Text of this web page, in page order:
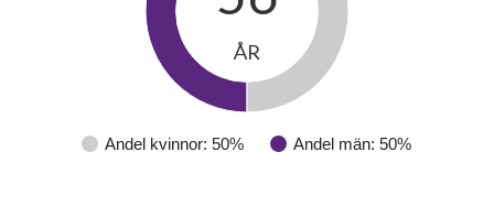
Andel kvinnor: 50% Andel män: 50%
ÅR